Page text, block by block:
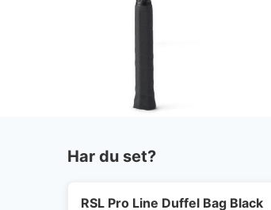
Har du set?
RSL Pro Line Duffel Bag Black